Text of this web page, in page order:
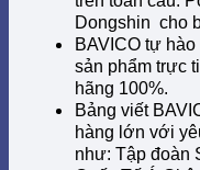
Dongshin cho
BAVICO tự
sản phẩm trực
hãng 100%.
Bảng viết
hàng lớn với
như: Tập đoàn